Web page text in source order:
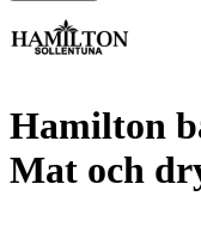
Hamilton
Mat och